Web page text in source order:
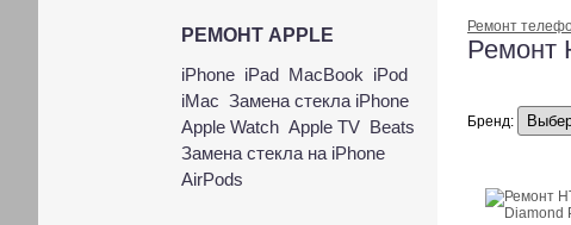
Ремонт
Ремонт
Бренд:
РЕМОНТ APPLE
iPhone iPad MacBook iPod
iMac Замена стекла iPhone
Apple Watch Apple TV Beats
Замена стекла на iPhone
AirPods